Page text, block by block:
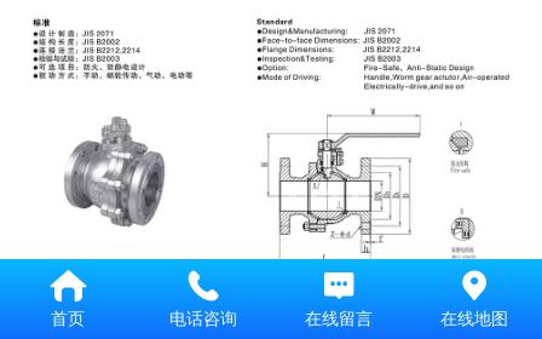
首页 电话咨询 在线留言 在线地图